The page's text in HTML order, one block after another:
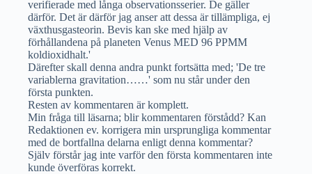
verifierade med långa observationsserier. De gäller
därför. Det är därför jag anser att dessa är tillämpliga, ej
växthusgasteorin. Bevis kan ske med hjälp av
förhållandena på planeten Venus MED 96 PPMM
koldioxidhalt.'
Därefter skall denna andra punkt fortsätta med; 'De tre
variablerna gravitation……' som nu står under den
första punkten.
Resten av kommentaren är komplett.
Min fråga till läsarna; blir kommentaren förstådd? Kan
Redaktionen ev. korrigera min ursprungliga kommentar
med de bortfallna delarna enligt denna kommentar?
Själv förstår jag inte varför den första kommentaren inte
kunde överföras korrekt.